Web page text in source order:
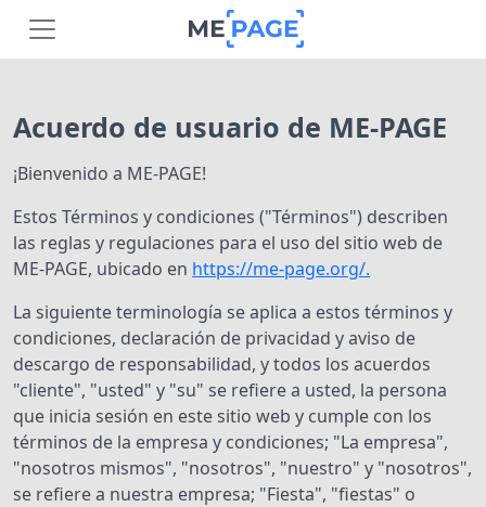
Acuerdo de usuario de ME-PAGE
¡Bienvenido a ME-PAGE!
Estos Términos y condiciones ("Términos") describen
las reglas y regulaciones para el uso del sitio web de
ME-PAGE, ubicado en https://me-page.org/.
La siguiente terminología se aplica a estos términos y
condiciones, declaración de privacidad y aviso de
descargo de responsabilidad, y todos los acuerdos
"cliente", "usted" y "su" se refiere a usted, la persona
que inicia sesión en este sitio web y cumple con los
términos de la empresa y condiciones; "La empresa",
"nosotros mismos", "nosotros", "nuestro" y "nosotros",
se refiere a nuestra empresa; "Fiesta", "fiestas" o